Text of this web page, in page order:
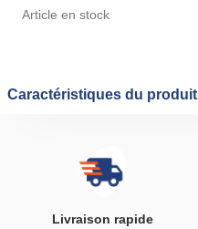
Article en stock
Caractéristiques du produit
Livraison rapide